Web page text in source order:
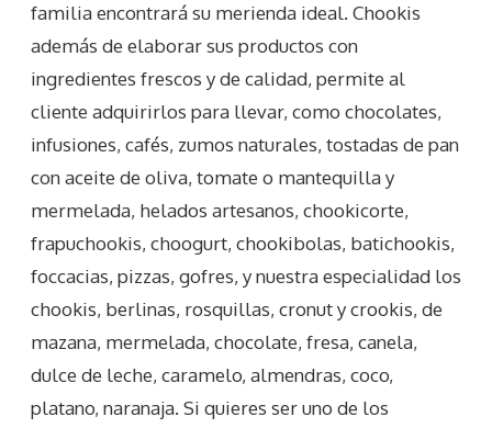
familia encontrará su merienda ideal. Chookis
además de elaborar sus productos con
ingredientes frescos y de calidad, permite al
cliente adquirirlos para llevar, como chocolates,
infusiones, cafés, zumos naturales, tostadas de pan
con aceite de oliva, tomate o mantequilla y
mermelada, helados artesanos, chookicorte,
frapuchookis, choogurt, chookibolas, batichookis,
foccacias, pizzas, gofres, y nuestra especialidad los
chookis, berlinas, rosquillas, cronut y crookis, de
mazana, mermelada, chocolate, fresa, canela,
dulce de leche, caramelo, almendras, coco,
platano, naranaja. Si quieres ser uno de los